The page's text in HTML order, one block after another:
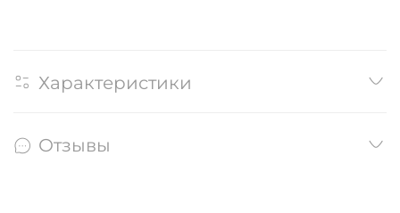
Характеристики
Отзывы